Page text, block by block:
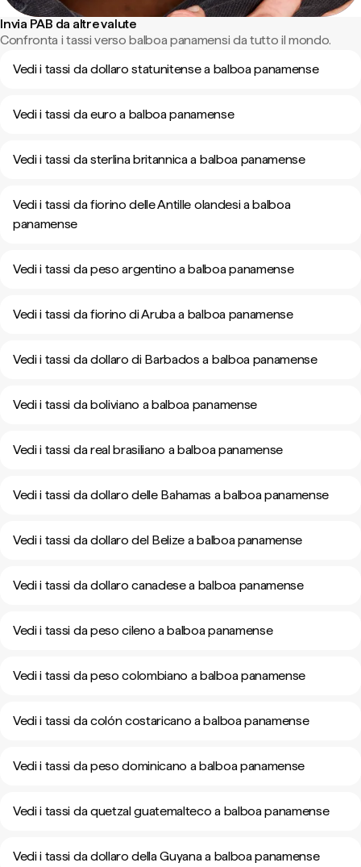
Invia PAB da altre valute
Confronta i tassi verso balboa panamensi da tutto il mondo.
Vedi i tassi da dollaro statunitense a balboa panamense
Vedi i tassi da euro a balboa panamense
Vedi i tassi da sterlina britannica a balboa panamense
Vedi i tassi da fiorino delle Antille olandesi a balboa
panamense
Vedi i tassi da peso argentino a balboa panamense
Vedi i tassi da fiorino di Aruba a balboa panamense
Vedi i tassi da dollaro di Barbados a balboa panamense
Vedi i tassi da boliviano a balboa panamense
Vedi i tassi da real brasiliano a balboa panamense
Vedi i tassi da dollaro delle Bahamas a balboa panamense
Vedi i tassi da dollaro del Belize a balboa panamense
Vedi i tassi da dollaro canadese a balboa panamense
Vedi i tassi da peso cileno a balboa panamense
Vedi i tassi da peso colombiano a balboa panamense
Vedi i tassi da colón costaricano a balboa panamense
Vedi i tassi da peso dominicano a balboa panamense
Vedi i tassi da quetzal guatemalteco a balboa panamense
Vedi i tassi da dollaro della Guyana a balboa panamense